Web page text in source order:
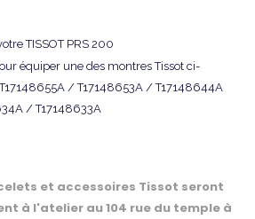
TISSOT PRS 200
équiper une des montres Tissot ci-
/ T17148653A / T17148644A
/ T17148633A
et accessoires Tissot seront
à l'atelier au 104 rue du temple à